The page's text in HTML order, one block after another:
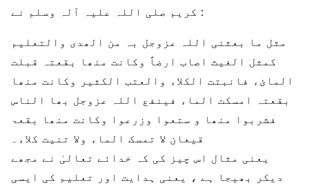
کریم صلی اللہ علیہ آلہ وسلم نے :
مثل ما بعثنی اللہ عزوجل بہ من الھدی والتعلیم
کمثل الغیث اصاب ارضاً وکانت منھا بقعتہ قبلت
المائء فانبتت الکلاء والعتب الکثیر وکانت منھا
بقعتہ امسکت الماء فینفع اللہ عزوجل بھا الناس
فشربوا منھا و ستعوا وزرعوا وکانت منھا بقعۃ
قیعان لا تمسک الماء ولا تنیت کلاء۔
یعنی مثال اس چیز کی کہ خدائے تعالیٰ نے مجھے
دیکر بھیجا ہے ، یعنی ہدایت اور تعلیم کی ایسی